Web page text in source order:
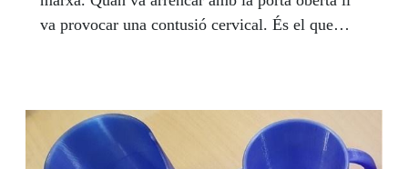
va provocar una contusió cervical. És el que
un delicte contra els drets fonamentals. La
víctima és Ramón Ozalla, afiliat a l’ONCE i